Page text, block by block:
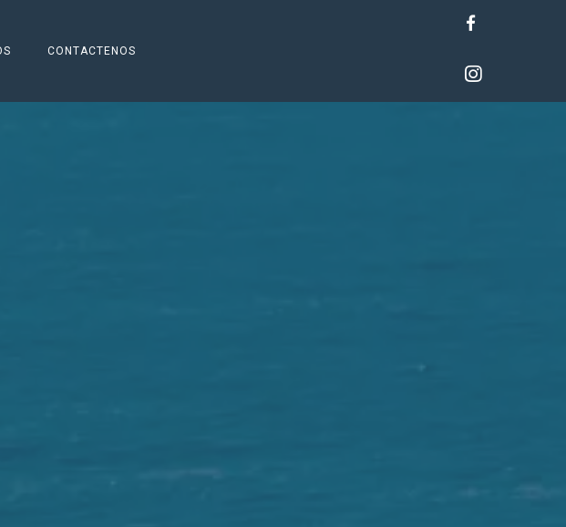
CONTACTENOS